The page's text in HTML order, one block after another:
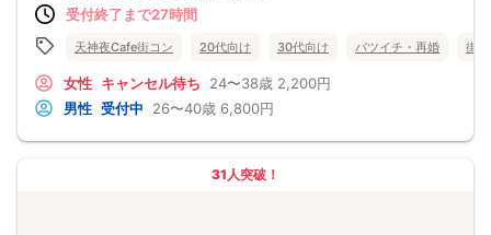
受付終了まで27時間
天神夜Cafe街コン 20代向け 30代向け バツイチ・再婚 街
女性 キャンセル待ち 24〜38歳 2,200円
男性 受付中 26〜40歳 6,800円
31人突破！